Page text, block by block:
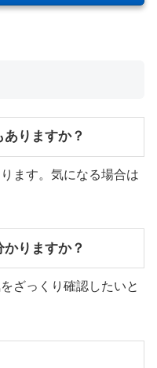
りますか？
ます。気になる場合は
りますか？
ざっくり確認したいと